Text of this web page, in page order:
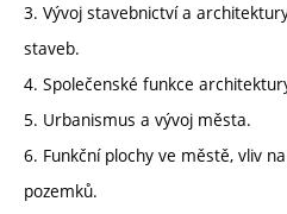
3. Vývoj stavebnictví a
staveb.
4. Společenské funkce
5. Urbanismus a vývoj města.
6. Funkční plochy ve městě, vliv
pozemků.